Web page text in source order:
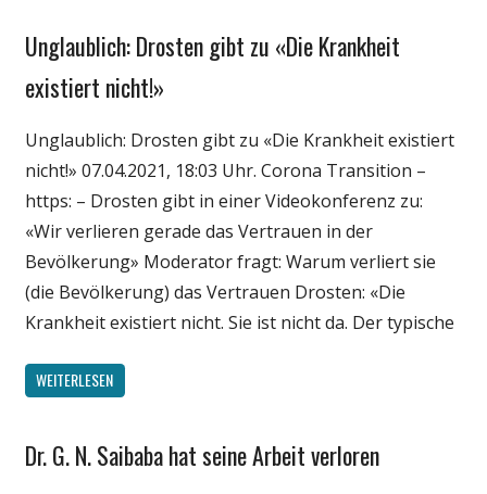
Gesellschaft
Wirtschaft
Wissenschaft
Unglaublich: Drosten gibt zu «Die Krankheit
existiert nicht!»
Unglaublich: Drosten gibt zu «Die Krankheit existiert
nicht!» 07.04.2021, 18:03 Uhr. Corona Transition –
https: – Drosten gibt in einer Videokonferenz zu:
«Wir verlieren gerade das Vertrauen in der
Bevölkerung» Moderator fragt: Warum verliert sie
(die Bevölkerung) das Vertrauen Drosten: «Die
Krankheit existiert nicht. Sie ist nicht da. Der typische
WEITERLESEN
Gesellschaft
Dr. G. N. Saibaba hat seine Arbeit verloren